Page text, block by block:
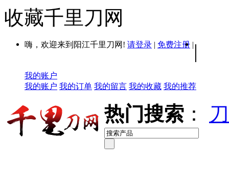
收藏千里刀网
嗨，欢迎来到阳江千里刀网! 请登录 | 免费注册 | |
我的账户
我的账户 我的订单 我的留言 我的收藏 我的推荐
热门搜索 ：